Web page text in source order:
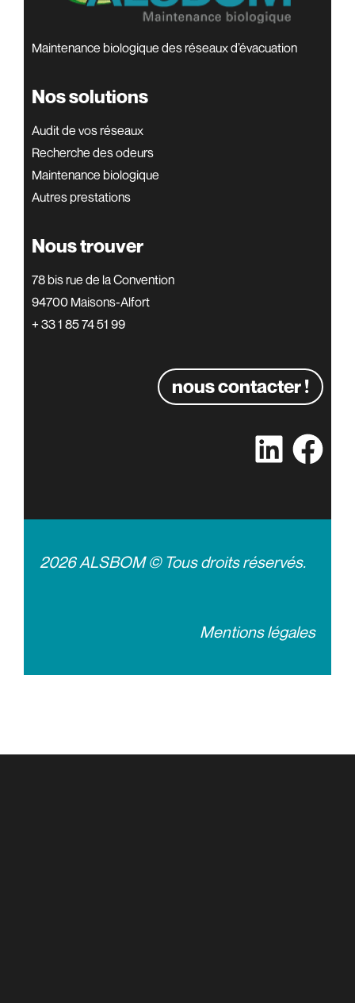
Maintenance biologique des réseaux d’évacuation
Nos solutions
Audit de vos réseaux
Recherche des odeurs
Maintenance biologique
Autres prestations
Nous trouver
78 bis rue de la Convention
94700 Maisons-Alfort
+ 33 1 85 74 51 99
nous contacter !
2026 ALSBOM © Tous droits réservés.
Mentions légales